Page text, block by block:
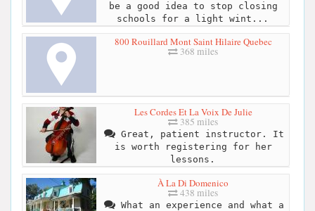
be a good idea to stop closing
schools for a light wint...
800 Rouillard Mont Saint Hilaire Quebec
368 miles
Les Cordes Et La Voix De Julie
385 miles
Great, patient instructor. It
is worth registering for her
lessons.
À La Di Domenico
438 miles
What an experience and what a